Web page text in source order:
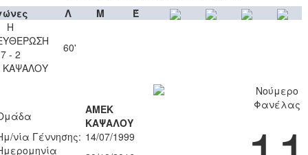
Λ Μ
Έ
Η
7 - 2
60'
ΑΜΕΚ
ΚΑΨΑΛΟΥ
νία Γέννησης: 14/07/1999
Νούμερο
Φανέλας